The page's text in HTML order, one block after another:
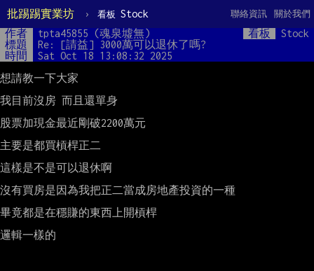
批踢踢實業坊 › 看板 Stock 關於我們
聯絡資訊
作者 tpta45855 (魂泉墟無) 看板
Stock
標題
Re: [請益] 3000萬可以退休了嗎?
時間
Sat Oct 18 13:08:32 2025
想請教一下大家
我目前沒房 而且還單身
股票加現金最近剛破2200萬元
主要是都買槓桿正二
這樣是不是可以退休啊
沒有買房是因為我把正二當成房地產投資的一種
畢竟都是在穩賺的東西上開槓桿
邏輯一樣的